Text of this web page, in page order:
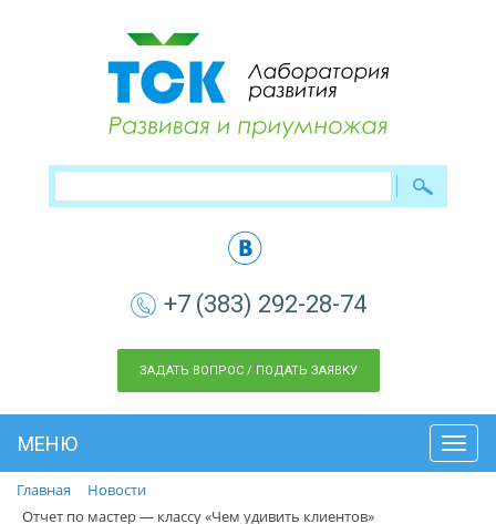
+7 (383) 292-28-74
ЗАДАТЬ ВОПРОС / ПОДАТЬ ЗАЯВКУ
МЕНЮ
Главная
Новости
Отчет по мастер — классу «Чем удивить клиентов»